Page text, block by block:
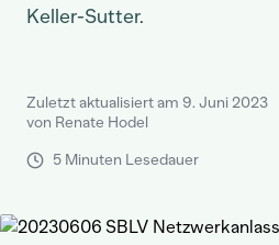
Keller-Sutter.
Zuletzt aktualisiert am 9. Juni 2023
von Renate Hodel
5 Minuten Lesedauer